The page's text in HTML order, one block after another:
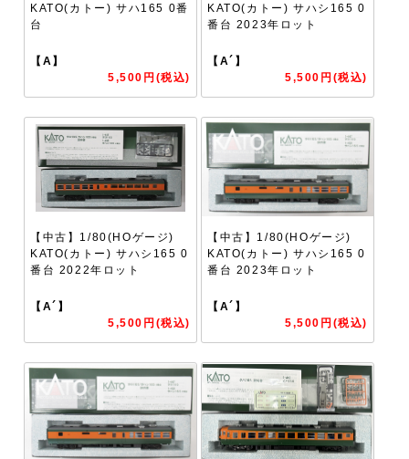
KATO(カトー) サハ165 0番
台
【A】
5,500円(税込)
KATO(カトー) サハシ165 0
番台 2023年ロット
【A´】
5,500円(税込)
【中古】1/80(HOゲージ)
KATO(カトー) サハシ165 0
番台 2022年ロット
【A´】
5,500円(税込)
【中古】1/80(HOゲージ)
KATO(カトー) サハシ165 0
番台 2023年ロット
【A´】
5,500円(税込)